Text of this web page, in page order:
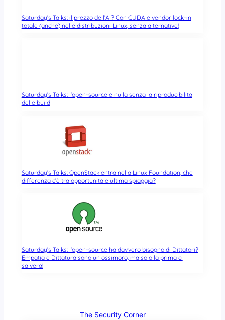
Saturday’s Talks: il prezzo dell’AI? Con CUDA è vendor lock-in
totale (anche) nelle distribuzioni Linux, senza alternative!
Saturday’s Talks: l’open-source è nulla senza la riproducibilità
delle build
Saturday’s Talks: OpenStack entra nella Linux Foundation, che
differenza c’è tra opportunità e ultima spiaggia?
Saturday’s Talks: l’open-source ha davvero bisogno di Dittatori?
Empatia e Dittatura sono un ossimoro, ma solo la prima ci
salverà!
The Security Corner